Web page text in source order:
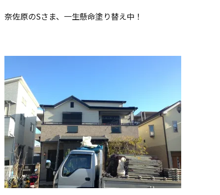
奈佐原のSさま、一生懸命塗り替え中！